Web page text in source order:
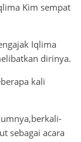
Kim sempat
Iqlima
dirinya.
kali
sebagai acara